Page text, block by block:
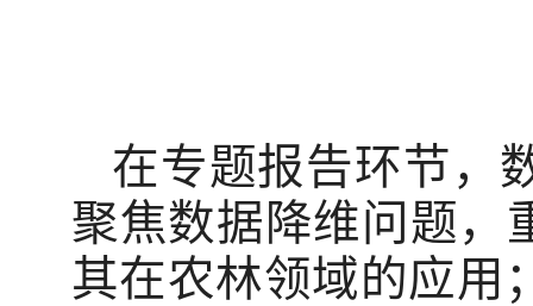
在专题报告环节，
聚焦数据降维问题，
其在农林领域的应用